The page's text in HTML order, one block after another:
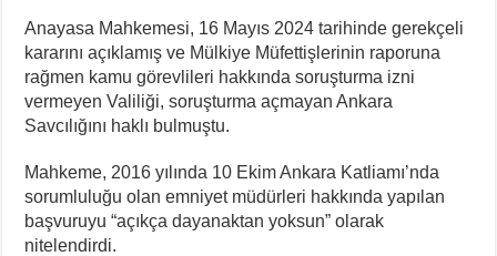
Anayasa Mahkemesi, 16 Mayıs 2024 tarihinde gerekçeli
kararını açıklamış ve Mülkiye Müfettişlerinin raporuna
rağmen kamu görevlileri hakkında soruşturma izni
vermeyen Valiliği, soruşturma açmayan Ankara
Savcılığını haklı bulmuştu.
Mahkeme, 2016 yılında 10 Ekim Ankara Katliamı’nda
sorumluluğu olan emniyet müdürleri hakkında yapılan
başvuruyu “açıkça dayanaktan yoksun” olarak
nitelendirdi.